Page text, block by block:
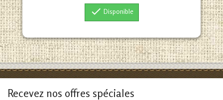
 Disponible
Recevez nos offres spéciales